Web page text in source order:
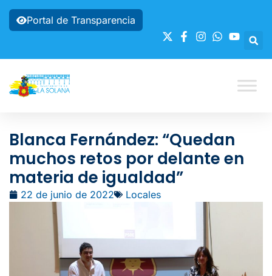
Portal de Transparencia
Blanca Fernández: “Quedan
muchos retos por delante en
materia de igualdad”
22 de junio de 2022 Locales